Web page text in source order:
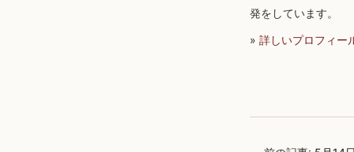
発をしています。
» 詳しいプロフィー